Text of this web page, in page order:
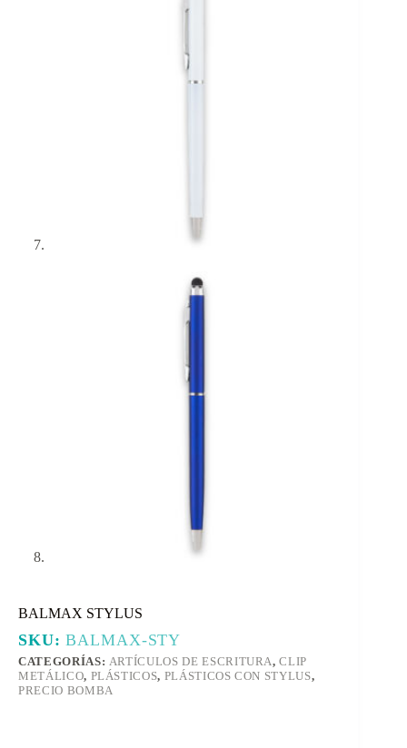
BALMAX STYLUS
SKU:BALMAX-STY
CATEGORÍAS: ARTÍCULOS DE ESCRITURA,CLIP
METÁLICO, PLÁSTICOS, PLÁSTICOS CON STYLUS,
PRECIO BOMBA